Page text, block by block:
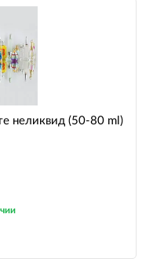
неликвид (50-80 ml)